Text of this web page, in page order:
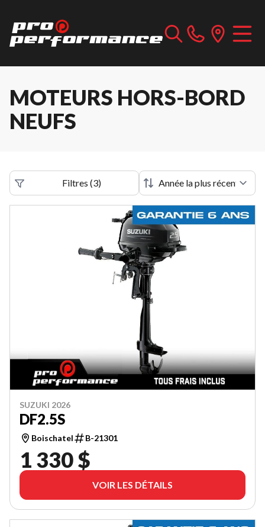
MOTEURS HORS-BORD
NEUFS
Filtres (3)
SUZUKI 2026
DF2.5S
Boischatel B-21301
1 330 $
VOIR LES DÉTAILS